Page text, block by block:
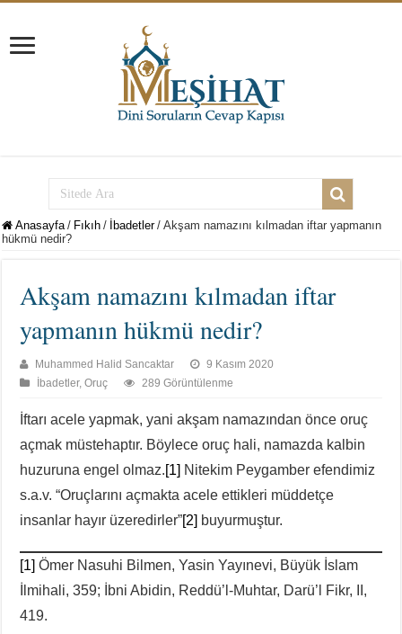
Anasayfa / Fıkıh / İbadetler / Akşam namazını kılmadan iftar yapmanın
hükmü nedir?
Akşam namazını kılmadan iftar
yapmanın hükmü nedir?
Muhammed Halid Sancaktar
9 Kasım 2020
İbadetler,Oruç 289 Görüntülenme
İftarı acele yapmak, yani akşam namazından önce oruç
açmak müstehaptır. Böylece oruç hali, namazda kalbin
huzuruna engel olmaz.[1] Nitekim Peygamber efendimiz
s.a.v. “Oruçlarını açmakta acele ettikleri müddetçe
insanlar hayır üzeredirler”[2] buyurmuştur.
[1] Ömer Nasuhi Bilmen, Yasin Yayınevi, Büyük İslam
İlmihali, 359; İbni Abidin, Reddü’l-Muhtar, Darü’l Fikr, II,
419.